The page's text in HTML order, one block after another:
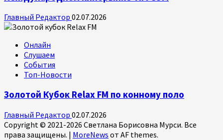
Главный Редактор 02.07.2026
Онлайн
Слушаем
События
Топ-Новости
Золотой Кубок Relax FM по конному поло
Главный Редактор 02.07.2026
Copyright © 2021-2026 Светлана Борисовна Мурси. Все
права защищены. | MoreNews от AF themes.